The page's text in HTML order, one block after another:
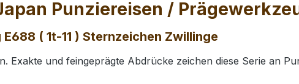
Punziereisen /
( 1t-11 ) Sternzeichen Zwillinge
Exakte und feingeprägte Abdrücke zeichen diese Serie an